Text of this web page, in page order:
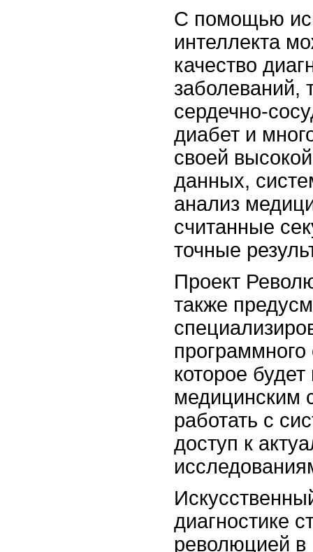
С помощью
интеллекта
качество
заболеваний,
сердечно-
диабет и
своей
данных,
анализ
считанные
точные
Проект
также
которое будет
медицинским
работать с
доступ к
диагностике
революцией